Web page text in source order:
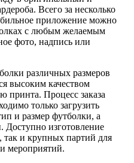
Всего за несколько
приложение можно
с любым желаемым
фото, надпись или
различных размеров
высоким качеством
принта. Процесс заказа
только загрузить
и размер футболки, а
Доступно изготовление
так и крупных партий для
мероприятий.